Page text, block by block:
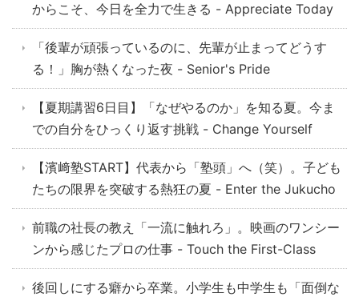
からこそ、今日を全力で生きる - Appreciate Today
「後輩が頑張っているのに、先輩が止まってどうす
る！」胸が熱くなった夜 - Senior's Pride
【夏期講習6日目】「なぜやるのか」を知る夏。今ま
での自分をひっくり返す挑戦 - Change Yourself
【濱﨑塾START】代表から「塾頭」へ（笑）。子ども
たちの限界を突破する熱狂の夏 - Enter the Jukucho
前職の社長の教え「一流に触れろ」。映画のワンシー
ンから感じたプロの仕事 - Touch the First-Class
後回しにする癖から卒業。小学生も中学生も「面倒な